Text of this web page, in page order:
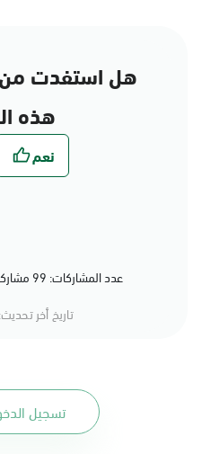
هل استفدت
هذه
عدد المشاركات: 99 مشاركة (82%) أعجبهم المحتوى
تاريخ أخر تحديث:
تسجيل